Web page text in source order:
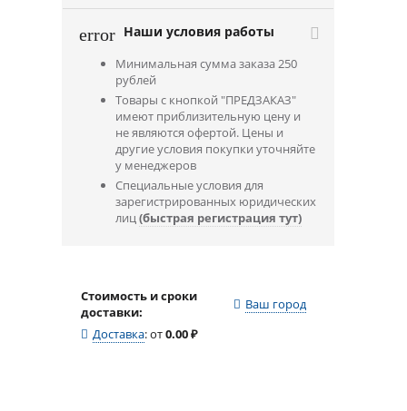
error Наши условия работы
Минимальная сумма заказа 250
рублей
Товары с кнопкой "ПРЕДЗАКАЗ"
имеют приблизительную цену и
не являются офертой. Цены и
другие условия покупки уточняйте
у менеджеров
Специальные условия для
зарегистрированных юридических
лиц(быстрая регистрация тут)
Стоимость и сроки
доставки:
Ваш город
Доставка:от0.00 ₽